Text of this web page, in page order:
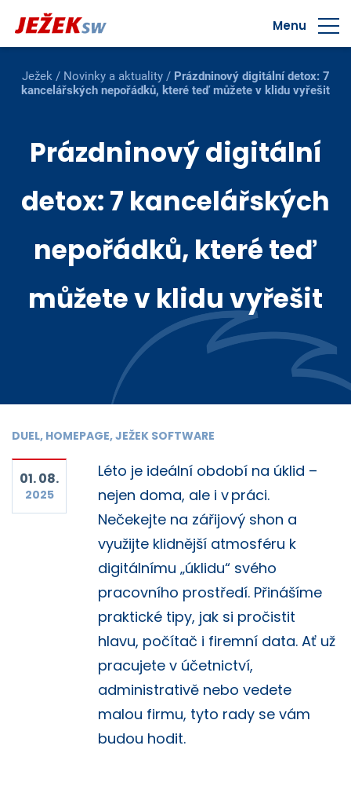
Menu
Ježek/ Novinky a aktuality/ Prázdninový digitální detox: 7
kancelářských nepořádků, které teď můžete v klidu vyřešit
Prázdninový digitální
detox: 7 kancelářských
nepořádků, které teď
můžete v klidu vyřešit
DUEL, HOMEPAGE, JEŽEK SOFTWARE
01. 08.
2025
Léto je ideální období na úklid –
nejen doma, ale i v práci.
Nečekejte na zářijový shon a
využijte klidnější atmosféru k
digitálnímu „úklidu“ svého
pracovního prostředí. Přinášíme
praktické tipy, jak si pročistit
hlavu, počítač i firemní data. Ať už
pracujete v účetnictví,
administrativě nebo vedete
malou firmu, tyto rady se vám
budou hodit.